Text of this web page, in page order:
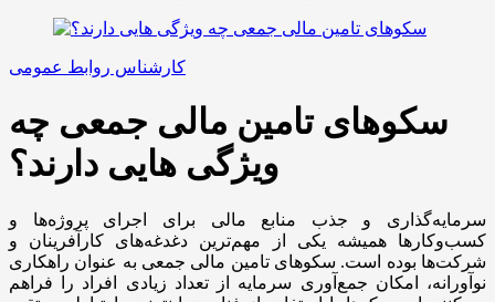
کارشناس روابط عمومی
سکوهای تامین مالی جمعی چه
ویژگی هایی دارند؟
سرمایه‌گذاری و جذب منابع مالی برای اجرای پروژه‌ها و
کسب‌وکارها همیشه یکی از مهم‌ترین دغدغه‌های کارآفرینان و
شرکت‌ها بوده است. سکوهای تامین مالی جمعی به عنوان راهکاری
نوآورانه، امکان جمع‌آوری سرمایه از تعداد زیادی افراد را فراهم